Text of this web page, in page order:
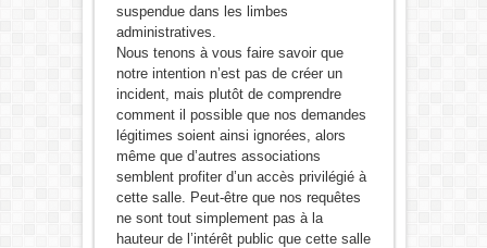
suspendue dans les limbes
administratives.
Nous tenons à vous faire savoir que
notre intention n’est pas de créer un
incident, mais plutôt de comprendre
comment il possible que nos demandes
légitimes soient ainsi ignorées, alors
même que d’autres associations
semblent profiter d’un accès privilégié à
cette salle. Peut-être que nos requêtes
ne sont tout simplement pas à la
hauteur de l’intérêt public que cette salle